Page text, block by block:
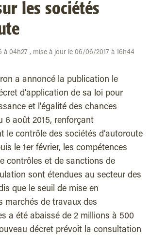
les sociétés
à 04h27 , mise à jour le 06/06/2017 à 16h44
a annoncé la publication le
d’application de sa loi pour
et l’égalité des chances
6 août 2015, renforçant
le contrôle des sociétés d’autoroute
le 1er février, les compétences
contrôles et de sanctions de
sont étendues au secteur des
que le seuil de mise en
marchés de travaux des
a été abaissé de 2 millions à 500
décret prévoit la consultation